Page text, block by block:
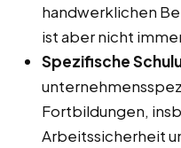
handwerklichen
ist aber nicht
Spezifische
Fortbildungen,
Arbeitssicherheit